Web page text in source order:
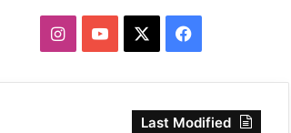
فيسبوك ‫YouTubeانستقرام
Last Modified